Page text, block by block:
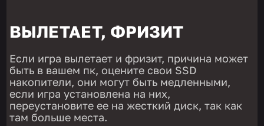
ВЫЛЕТАЕТ, ФРИЗИТ
Если игра вылетает и фризит, причина может
быть в вашем пк, оцените свои SSD
накопители, они могут быть медленными,
если игра установлена на них,
переустановите ее на жесткий диск, так как
там больше места.